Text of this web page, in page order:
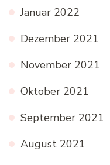
Januar 2022
Dezember 2021
November 2021
Oktober 2021
September 2021
August 2021